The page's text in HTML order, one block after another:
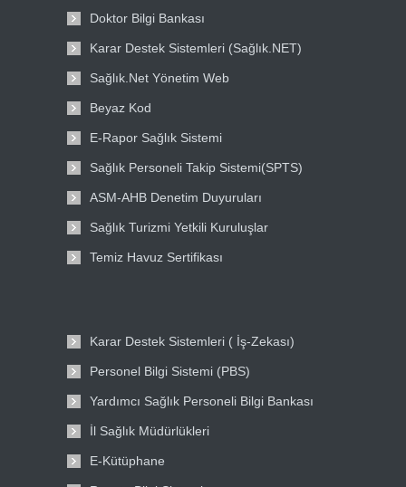
Doktor Bilgi Bankası
Karar Destek Sistemleri (Sağlık.NET)
Sağlık.Net Yönetim Web
Beyaz Kod
E-Rapor Sağlık Sistemi
Sağlık Personeli Takip Sistemi(SPTS)
ASM-AHB Denetim Duyuruları
Sağlık Turizmi Yetkili Kuruluşlar
Temiz Havuz Sertifikası
Karar Destek Sistemleri ( İş-Zekası)
Personel Bilgi Sistemi (PBS)
Yardımcı Sağlık Personeli Bilgi Bankası
İl Sağlık Müdürlükleri
E-Kütüphane